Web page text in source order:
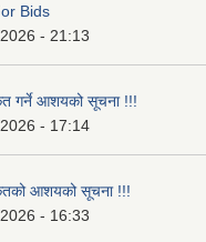
Bids
- 21:13
गर्ने आशयको सूचना !!!
- 17:14
आशयको सूचना !!!
- 16:33